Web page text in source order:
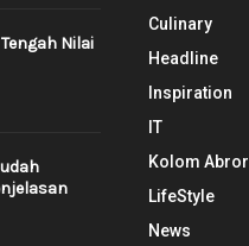
Nilai
Culinary
Headline
Inspiration
IT
Kolom Abror
LifeStyle
News